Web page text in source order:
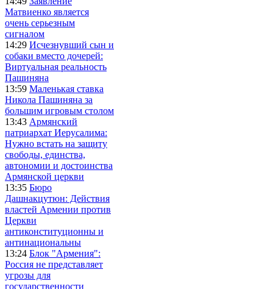
Матвиенко является
очень серьезным
сигналом
14:29 Исчезнувший сын и
собаки вместо дочерей:
Виртуальная реальность
Пашиняна
13:59 Маленькая ставка
Никола Пашиняна за
большим игровым столом
13:43 Армянский
патриархат Иерусалима:
Нужно встать на защиту
свободы, единства,
автономии и достоинства
Армянской церкви
13:35 Бюро
Дашнакцутюн: Действия
властей Армении против
Церкви
антиконституционны и
антинациональны
13:24 Блок "Армения":
Россия не представляет
угрозы для
государственности